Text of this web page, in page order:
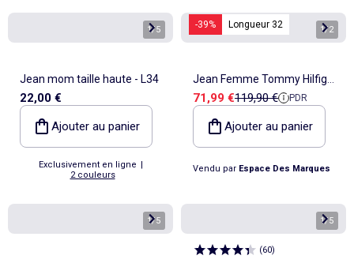
1/5
Jean mom taille haute - L34
22,00 €
Ajouter au panier
Exclusivement en ligne |
2 couleurs
-39% Longueur 32 1/2
Jean Femme Tommy Hilfiger
- W26-L32
Prix de vente
71,99 €Prix de référence
119,90 € PDR
Ajouter au panier
Vendu par Espace Des Marques
1/5 1/5
(60)